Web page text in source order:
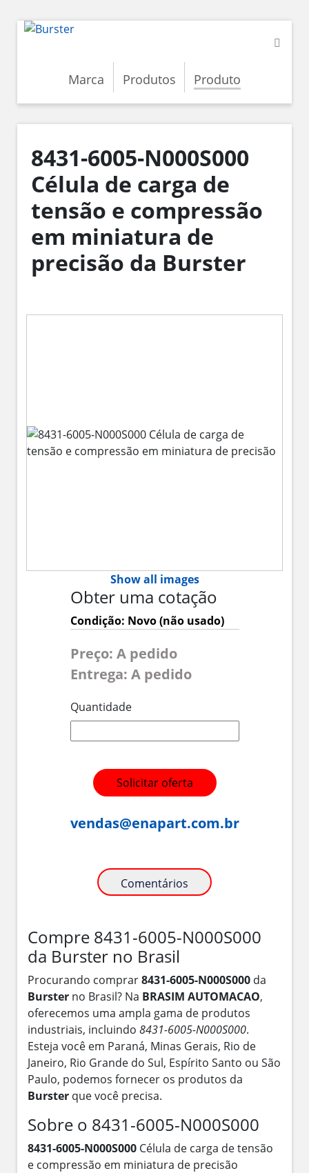
Marca Produtos Produto
8431-6005-N000S000
Célula de carga de
tensão e compressão
em miniatura de
precisão da Burster
Show all images
Obter uma cotação
Condição: Novo (não usado)
Preço: A pedido
Entrega: A pedido
Quantidade
Solicitar oferta
vendas@enapart.com.br
Comentários
Compre 8431-6005-N000S000
da Burster no Brasil
Procurando comprar8431-6005-N000S000 da
Burster no Brasil? Na BRASIM AUTOMACAO,
oferecemos uma ampla gama de produtos
industriais, incluindo 8431-6005-N000S000.
Esteja você em Paraná, Minas Gerais, Rio de
Janeiro, Rio Grande do Sul, Espírito Santo ou São
Paulo, podemos fornecer os produtos da
Burster que você precisa.
Sobre o 8431-6005-N000S000
8431-6005-N000S000 Célula de carga de tensão
e compressão em miniatura de precisão